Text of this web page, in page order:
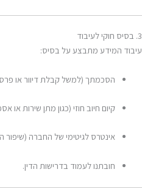
3. בסיס חוקי לעיבוד
עיבוד המידע מתבצע על בסיס:
הסכמתך (למשל קבלת דיוור או
קיום חיוב חוזי (כגון מתן שירות או
אינטרס לגיטימי של החברה (שיפור
חובתנו לעמוד בדרישות הדין.